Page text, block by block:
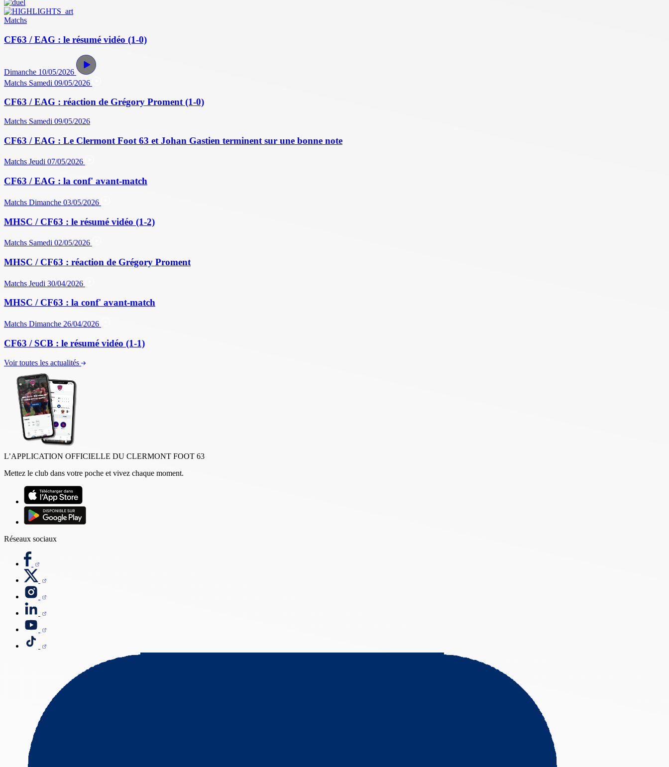
Matchs
CF63 / EAG : le résumé vidéo (1-0)
Dimanche 10/05/2026
Matchs Samedi 09/05/2026
CF63 / EAG : réaction de Grégory Proment (1-0)
Matchs Samedi 09/05/2026
CF63 / EAG : Le Clermont Foot 63 et Johan Gastien terminent sur une bonne note
Matchs Jeudi 07/05/2026
CF63 / EAG : la conf' avant-match
Matchs Dimanche 03/05/2026
MHSC / CF63 : le résumé vidéo (1-2)
Matchs Samedi 02/05/2026
MHSC / CF63 : réaction de Grégory Proment
Matchs Jeudi 30/04/2026
MHSC / CF63 : la conf' avant-match
Matchs Dimanche 26/04/2026
CF63 / SCB : le résumé vidéo (1-1)
Voir toutes les actualités
L’APPLICATION OFFICIELLE DU CLERMONT FOOT 63
Mettez le club dans votre poche et vivez chaque moment.
Réseaux sociaux